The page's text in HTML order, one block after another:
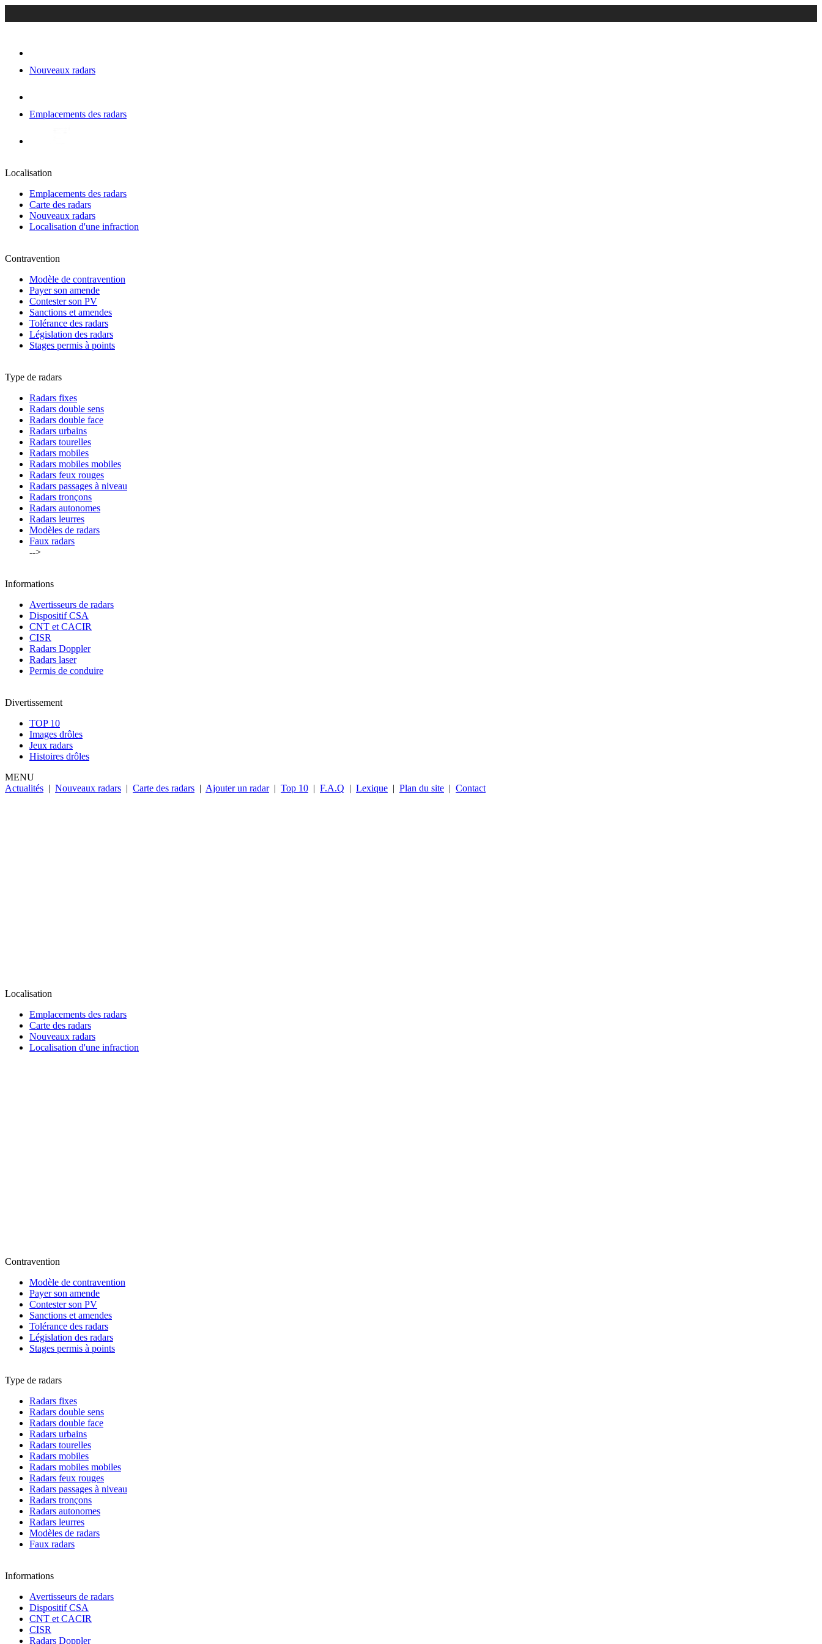
Nouveaux radars
Emplacements des radars
Localisation
Emplacements des radars
Carte des radars
Nouveaux radars
Localisation d'une infraction
Contravention
Modèle de contravention
Payer son amende
Contester son PV
Sanctions et amendes
Tolérance des radars
Législation des radars
Stages permis à points
Type de radars
Radars fixes
Radars double sens
Radars double face
Radars urbains
Radars tourelles
Radars mobiles
Radars mobiles mobiles
Radars feux rouges
Radars passages à niveau
Radars tronçons
Radars autonomes
Radars leurres
Modèles de radars
Faux radars
-->
Informations
Avertisseurs de radars
Dispositif CSA
CNT et CACIR
CISR
Radars Doppler
Radars laser
Permis de conduire
Divertissement
TOP 10
Images drôles
Jeux radars
Histoires drôles
MENU
Actualités | Nouveaux radars | Carte des radars | Ajouter un radar | Top 10 | F.A.Q | Lexique | Plan du site | Contact
Localisation
Emplacements des radars
Carte des radars
Nouveaux radars
Localisation d'une infraction
Contravention
Modèle de contravention
Payer son amende
Contester son PV
Sanctions et amendes
Tolérance des radars
Législation des radars
Stages permis à points
Type de radars
Radars fixes
Radars double sens
Radars double face
Radars urbains
Radars tourelles
Radars mobiles
Radars mobiles mobiles
Radars feux rouges
Radars passages à niveau
Radars tronçons
Radars autonomes
Radars leurres
Modèles de radars
Faux radars
Informations
Avertisseurs de radars
Dispositif CSA
CNT et CACIR
CISR
Radars Doppler